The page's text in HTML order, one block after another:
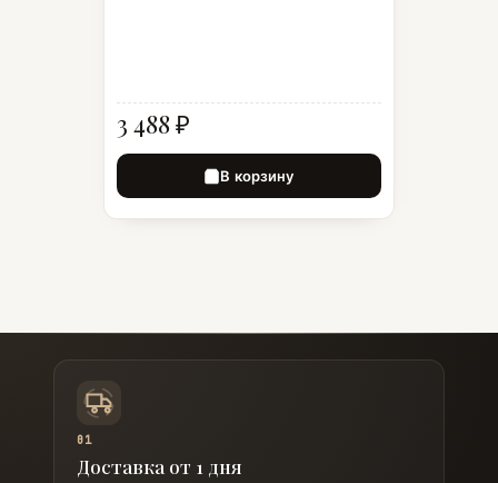
3 488 ₽
В корзину
01
Доставка от 1 дня